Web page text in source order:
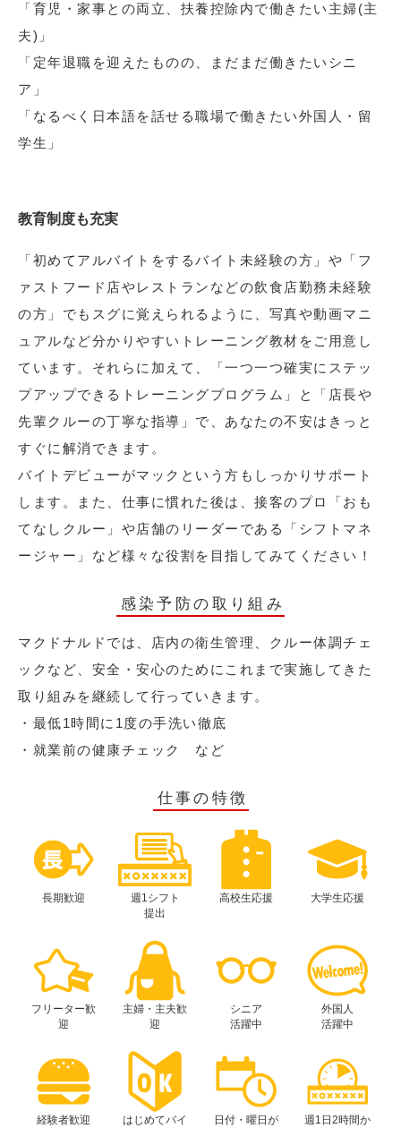
「育児・家事との両立、扶養控除内で働きたい主婦(主
夫)」
「定年退職を迎えたものの、まだまだ働きたいシニ
ア」
「なるべく日本語を話せる職場で働きたい外国人・留
学生」
教育制度も充実
「初めてアルバイトをするバイト未経験の方」や「フ
ァストフード店やレストランなどの飲食店勤務未経験
の方」でもスグに覚えられるように、写真や動画マニ
ュアルなど分かりやすいトレーニング教材をご用意し
ています。それらに加えて、「一つ一つ確実にステッ
プアップできるトレーニングプログラム」と「店長や
先輩クルーの丁寧な指導」で、あなたの不安はきっと
すぐに解消できます。
バイトデビューがマックという方もしっかりサポート
します。また、仕事に慣れた後は、接客のプロ「おも
てなしクルー」や店舗のリーダーである「シフトマネ
ージャー」など様々な役割を目指してみてください！
感染予防の取り組み
マクドナルドでは、店内の衛生管理、クルー体調チェ
ックなど、安全・安心のためにこれまで実施してきた
取り組みを継続して行っていきます。
・最低1時間に1度の手洗い徹底
・就業前の健康チェック など
仕事の特徴
長期歓迎
週1シフト
提出
高校生応援 大学生応援
フリーター歓
迎
主婦・主夫歓
迎
シニア
活躍中
外国人
活躍中
経験者歓迎
はじめてバイ
日付・曜日が
週1日2時間か